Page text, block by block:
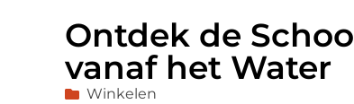
Ontdek de
vanaf het Water
Winkelen